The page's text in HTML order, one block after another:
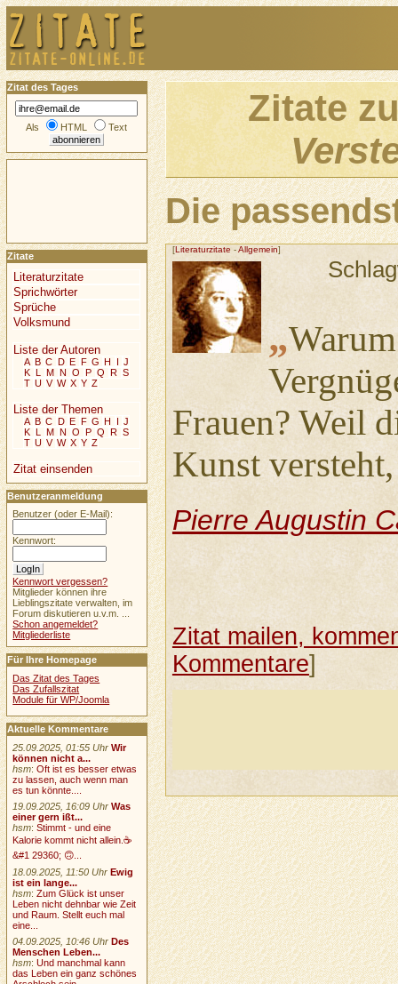
Zitate
Die
[Literaturzitate -Allgemein]
„
Frauen? Weil
Kunst
Pierre Augustin
Zitat mailen,
Kommentare]
Zitat des Tages
Als HTML Text
Zitate
Literaturzitate
Sprichwörter
Sprüche
Volksmund
Liste der Autoren
A B C D E F G H I J
K L M N O P Q R S
T U V W X Y Z
Liste der Themen
A B C D E F G H I J
K L M N O P Q R S
T U V W X Y Z
Zitat einsenden
Benutzeranmeldung
Benutzer (oder E-Mail):
Kennwort:
Kennwort vergessen?
Mitglieder können ihre
Lieblingszitate verwalten, im
Forum diskutieren u.v.m. ...
Schon angemeldet?
Mitgliederliste
Für Ihre Homepage
Das Zitat des Tages
Das Zufallszitat
Module für WP/Joomla
Aktuelle Kommentare
25.09.2025, 01:55 Uhr Wir
können nicht a...
hsm:Oft ist es besser etwas
zu lassen, auch wenn man
es tun könnte....
19.09.2025, 16:09 Uhr Was
einer gern ißt...
hsm:Stimmt - und eine
Kalorie kommt nicht allein.☕
&#1 29360; 🙃...
18.09.2025, 11:50 Uhr Ewig
ist ein lange...
hsm:Zum Glück ist unser
Leben nicht dehnbar wie Zeit
und Raum. Stellt euch mal
eine...
04.09.2025, 10:46 Uhr Des
Menschen Leben...
hsm:Und manchmal kann
das Leben ein ganz schönes